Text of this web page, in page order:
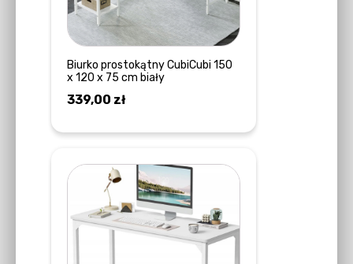
Biurko prostokątny CubiCubi 150
x 120 x 75 cm biały
339,00 zł